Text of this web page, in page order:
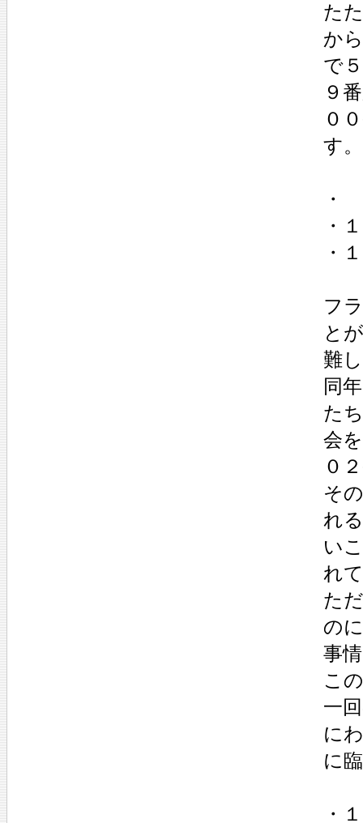
た
か
で
９
０
す。
・
・
・
フ
と
難
同
た
会
０
そ
れ
い
れ
た
の
事
こ
一
に
に
・